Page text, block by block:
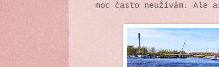
moc často neužívám.